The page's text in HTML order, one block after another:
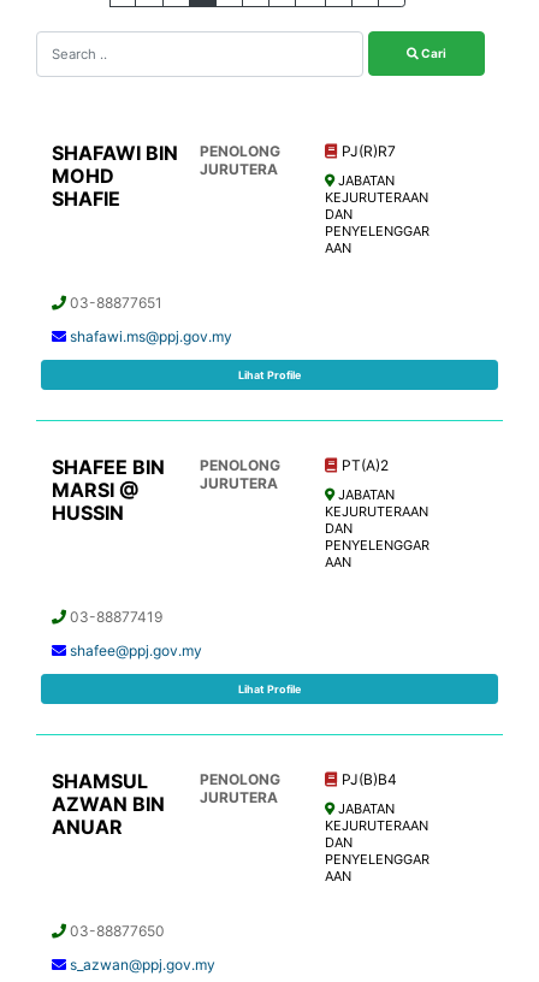
Cari
SHAFAWI BIN
MOHD
SHAFIE
PENOLONG
JURUTERA
PJ(R)R7
JABATAN
KEJURUTERAAN
DAN
PENYELENGGAR
AAN
03-88877651
shafawi.ms@ppj.gov.my
Lihat Profile
SHAFEE BIN
MARSI @
HUSSIN
PENOLONG
JURUTERA
PT(A)2
JABATAN
KEJURUTERAAN
DAN
PENYELENGGAR
AAN
03-88877419
shafee@ppj.gov.my
Lihat Profile
SHAMSUL
AZWAN BIN
ANUAR
PENOLONG
JURUTERA
PJ(B)B4
JABATAN
KEJURUTERAAN
DAN
PENYELENGGAR
AAN
03-88877650
s_azwan@ppj.gov.my